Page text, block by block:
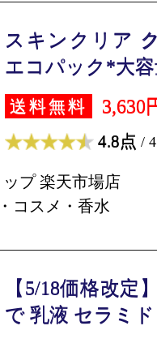
スキンクリア
エコパック*大容
送料無料 3,630
4.8点 /
プ 楽天市場店
コスメ・香水
【5/18価格改定
で 乳液 セラミ